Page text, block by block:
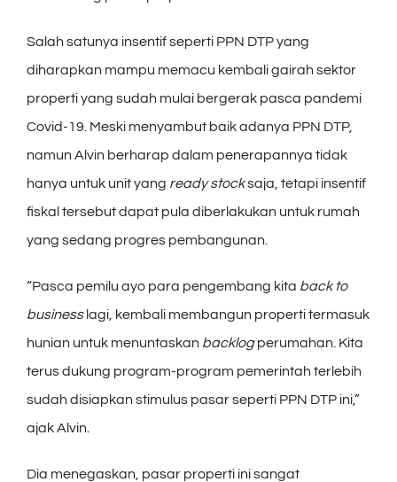
Salah satunya insentif seperti PPN DTP yang
diharapkan mampu memacu kembali gairah sektor
properti yang sudah mulai bergerak pasca pandemi
Covid-19. Meski menyambut baik adanya PPN DTP,
namun Alvin berharap dalam penerapannya tidak
hanya untuk unit yang ready stocksaja, tetapi insentif
fiskal tersebut dapat pula diberlakukan untuk rumah
yang sedang progres pembangunan.
“Pasca pemilu ayo para pengembang kita back to
businesslagi, kembali membangun properti termasuk
hunian untuk menuntaskan backlogperumahan. Kita
terus dukung program-program pemerintah terlebih
sudah disiapkan stimulus pasar seperti PPN DTP ini,”
ajak Alvin.
Dia menegaskan, pasar properti ini sangat